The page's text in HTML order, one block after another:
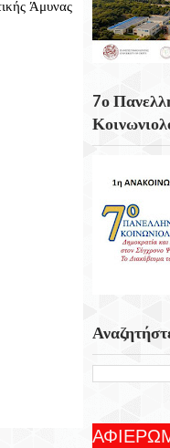
Άμυνας
Τη
Το Λιμάνι
Από Την
Ενέργειας
Γέφυρα
7ο